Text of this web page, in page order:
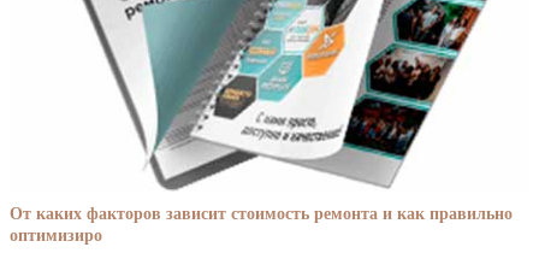
От каких факторов зависит стоимость ремонта и как правильно
оптимизиро